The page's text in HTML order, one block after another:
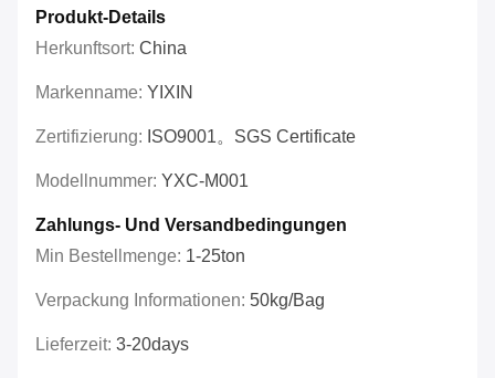
Produkt-Details
Herkunftsort: China
Markenname: YIXIN
Zertifizierung: ISO9001。SGS Certificate
Modellnummer: YXC-M001
Zahlungs- Und Versandbedingungen
Min Bestellmenge: 1-25ton
Verpackung Informationen: 50kg/bag
Lieferzeit: 3-20days